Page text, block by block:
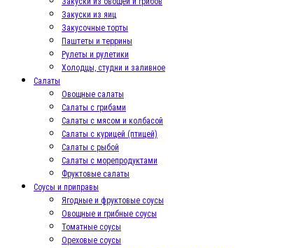
Закуски из яиц
Закусочные торты
Паштеты и террины
Рулеты и рулетики
Холодцы, студни и заливное
Салаты
Овощные салаты
Салаты с грибами
Салаты с мясом и колбасой
Салаты с курицей (птицей)
Салаты с рыбой
Салаты с морепродуктами
Фруктовые салаты
Соусы и приправы
Ягодные и фруктовые соусы
Овощные и грибные соусы
Томатные соусы
Ореховые соусы